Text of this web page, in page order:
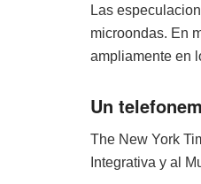
Las
microondas. En
ampliamente en
Un
The New York
Integrativa y al